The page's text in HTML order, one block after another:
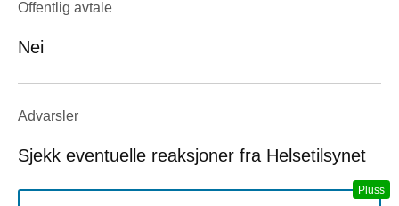
Offentlig avtale
Nei
Advarsler
Sjekk eventuelle reaksjoner fra Helsetilsynet